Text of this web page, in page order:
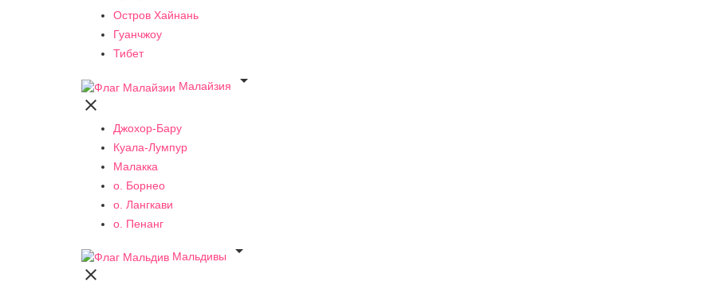
Остров Хайнань
Гуанчжоу
Тибет
Малайзия


Джохор-Бару
Куала-Лумпур
Малакка
о. Борнео
о. Лангкави
о. Пенанг
Мальдивы

